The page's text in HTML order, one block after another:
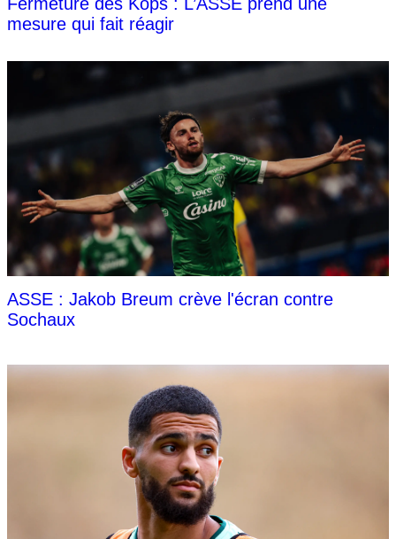
mesure qui fait réagir
ASSE : Jakob Breum crève l'écran contre
Sochaux